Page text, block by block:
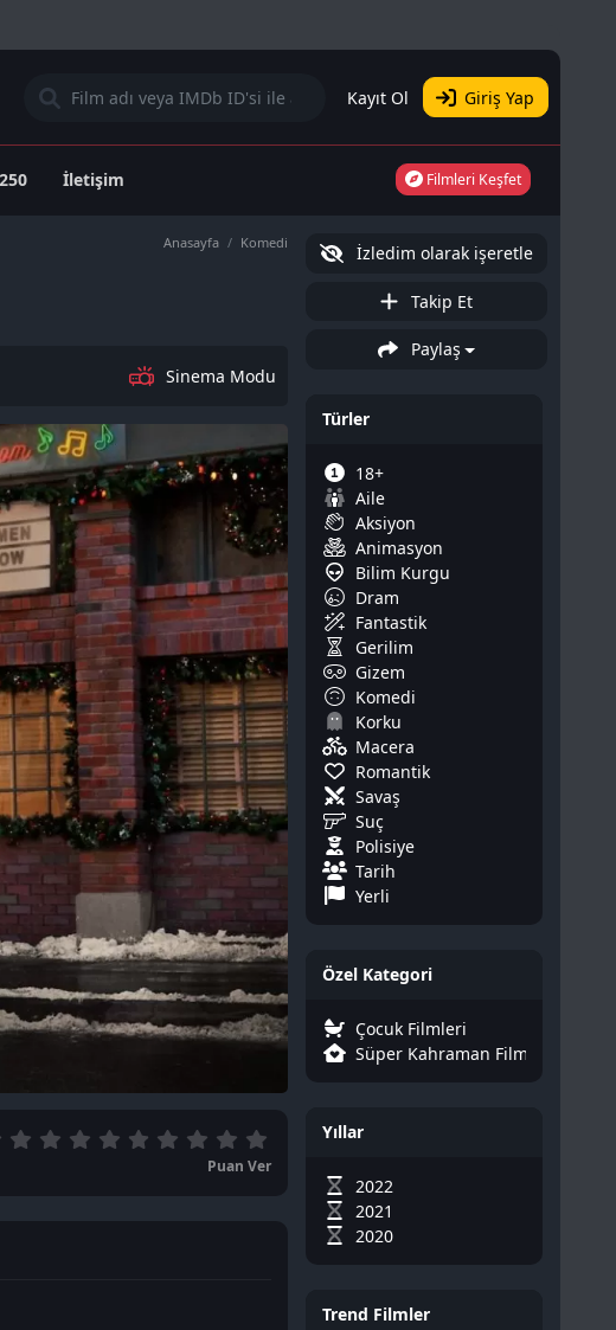
Kayıt Ol Giriş Yap
İletişim Filmleri Keşfet
Anasayfa Komedi
Sinema Modu
Puan Ver
İzledim olarak işeretle
Takip Et
Paylaş
Türler
18+
Aile
Aksiyon
Animasyon
Bilim Kurgu
Dram
Fantastik
Gerilim
Gizem
Komedi
Korku
Macera
Romantik
Savaş
Suç
Polisiye
Tarih
Yerli
Özel Kategori
Çocuk Filmleri
Süper Kahraman Filmleri
Yıllar
2022
2021
2020
Trend Filmler